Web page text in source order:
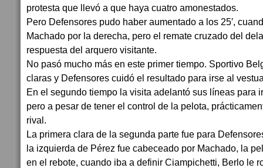
protesta que llevó a que haya cuatro amonestados.
Pero Defensores pudo haber aumentado a los 25′,
Machado por la derecha, pero el remate cruzado del
respuesta del arquero visitante.
No pasó mucho más en este primer tiempo. Sportivo
claras y Defensores cuidó el resultado para irse al
En el segundo tiempo la visita adelantó sus líneas para
pero a pesar de tener el control de la pelota,
rival.
La primera clara de la segunda parte fue para
la izquierda de Pérez fue cabeceado por Machado, la
en el rebote, cuando iba a definir Ciampichetti, Berlo le